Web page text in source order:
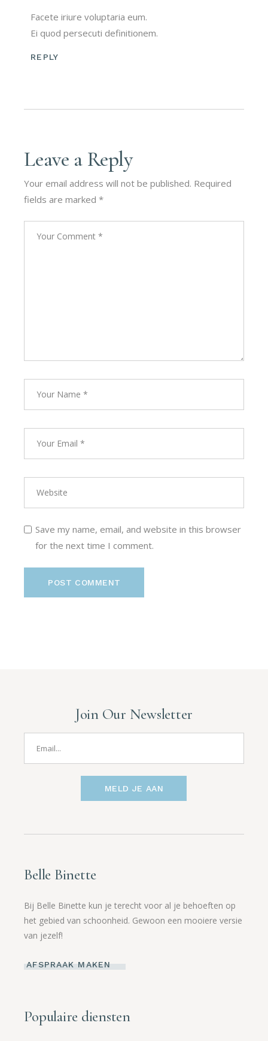
Facete iriure voluptaria eum.
Ei quod persecuti definitionem.
REPLY
Leave a Reply
Your email address will not be published. Required
fields are marked*
Save my name, email, and website in this browser
for the next time I comment.
POST COMMENT
Join Our Newsletter
MELD JE AAN
Belle Binette
Bij Belle Binette kun je terecht voor al je behoeften op
het gebied van schoonheid. Gewoon een mooiere versie
van jezelf!
AFSPRAAK MAKEN
Populaire diensten